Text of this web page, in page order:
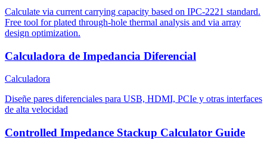
Calculate via current carrying capacity based on IPC-2221 standard.
Free tool for plated through-hole thermal analysis and via array
design optimization.
Calculadora de Impedancia Diferencial
Calculadora
Diseñe pares diferenciales para USB, HDMI, PCIe y otras interfaces
de alta velocidad
Controlled Impedance Stackup Calculator Guide